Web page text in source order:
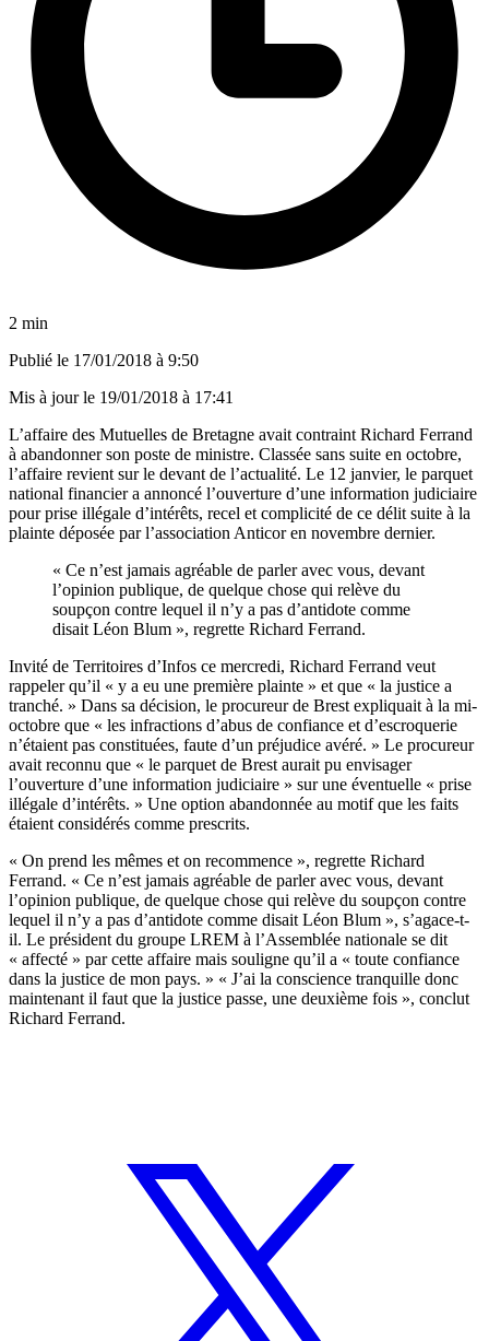
2 min
Publié le 17/01/2018 à 9:50
Mis à jour le 19/01/2018 à 17:41
L’affaire des Mutuelles de Bretagne avait contraint Richard Ferrand
à abandonner son poste de ministre. Classée sans suite en octobre,
l’affaire revient sur le devant de l’actualité. Le 12 janvier, le parquet
national financier a annoncé l’ouverture d’une information judiciaire
pour prise illégale d’intérêts, recel et complicité de ce délit suite à la
plainte déposée par l’association Anticor en novembre dernier.
« Ce n’est jamais agréable de parler avec vous, devant
l’opinion publique, de quelque chose qui relève du
soupçon contre lequel il n’y a pas d’antidote comme
disait Léon Blum », regrette Richard Ferrand.
Invité de Territoires d’Infos ce mercredi, Richard Ferrand veut
rappeler qu’il « y a eu une première plainte » et que « la justice a
tranché. » Dans sa décision, le procureur de Brest expliquait à la mi-
octobre que « les infractions d’abus de confiance et d’escroquerie
n’étaient pas constituées, faute d’un préjudice avéré. » Le procureur
avait reconnu que « le parquet de Brest aurait pu envisager
l’ouverture d’une information judiciaire » sur une éventuelle « prise
illégale d’intérêts. » Une option abandonnée au motif que les faits
étaient considérés comme prescrits.
« On prend les mêmes et on recommence », regrette Richard
Ferrand. « Ce n’est jamais agréable de parler avec vous, devant
l’opinion publique, de quelque chose qui relève du soupçon contre
lequel il n’y a pas d’antidote comme disait Léon Blum », s’agace-t-
il. Le président du groupe LREM à l’Assemblée nationale se dit
« affecté » par cette affaire mais souligne qu’il a « toute confiance
dans la justice de mon pays. » « J’ai la conscience tranquille donc
maintenant il faut que la justice passe, une deuxième fois », conclut
Richard Ferrand.